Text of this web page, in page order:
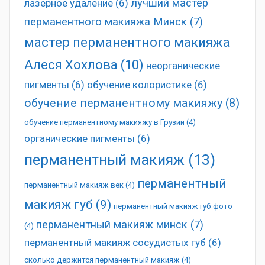
лазерное удаление (6) лучший мастер
перманентного макияжа Минск (7)
мастер перманентного макияжа
Алеся Хохлова (10) неорганические
пигменты (6) обучение колористике (6)
обучение перманентному макияжу (8)
обучение перманентному макияжу в Грузии (4)
органические пигменты (6)
перманентный макияж (13)
перманентный макияж век (4) перманентный
макияж губ (9) перманентный макияж губ фото
(4) перманентный макияж минск (7)
перманентный макияж сосудистых губ (6)
сколько держится перманентный макияж (4)